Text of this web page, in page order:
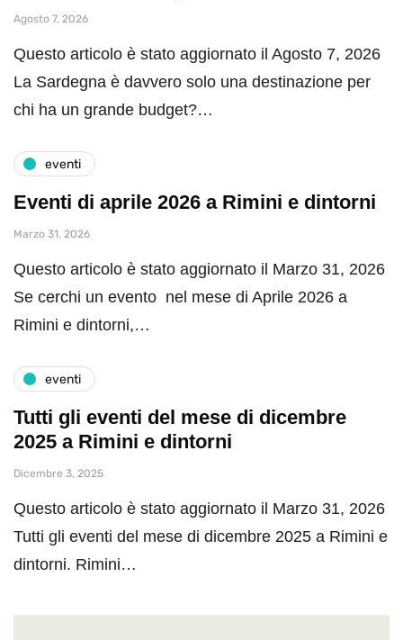
Agosto 7, 2026
Questo articolo è stato aggiornato il Agosto 7, 2026
La Sardegna è davvero solo una destinazione per
chi ha un grande budget?…
eventi
Eventi di aprile 2026 a Rimini e dintorni
Marzo 31, 2026
Questo articolo è stato aggiornato il Marzo 31, 2026
Se cerchi un evento nel mese di Aprile 2026 a
Rimini e dintorni,…
eventi
Tutti gli eventi del mese di dicembre
2025 a Rimini e dintorni
Dicembre 3, 2025
Questo articolo è stato aggiornato il Marzo 31, 2026
Tutti gli eventi del mese di dicembre 2025 a Rimini e
dintorni. Rimini…